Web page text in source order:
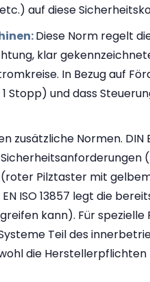
auf diese
Diese Norm regelt
klar
In Bezug auf
und dass
zusätzliche Normen.
Pilztaster mit
ISO 13857 legt die
kann). Für
Teil des
die